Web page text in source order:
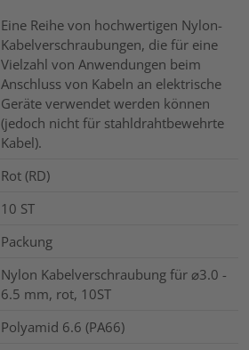
Eine Reihe von hochwertigen Nylon-
Kabelverschraubungen, die für eine
Vielzahl von Anwendungen beim
Anschluss von Kabeln an elektrische
Geräte verwendet werden können
(jedoch nicht für stahldrahtbewehrte
Kabel).
Rot (RD)
10 ST
Packung
Nylon Kabelverschraubung für ⌀3.0 -
6.5 mm, rot, 10ST
Polyamid 6.6 (PA66)